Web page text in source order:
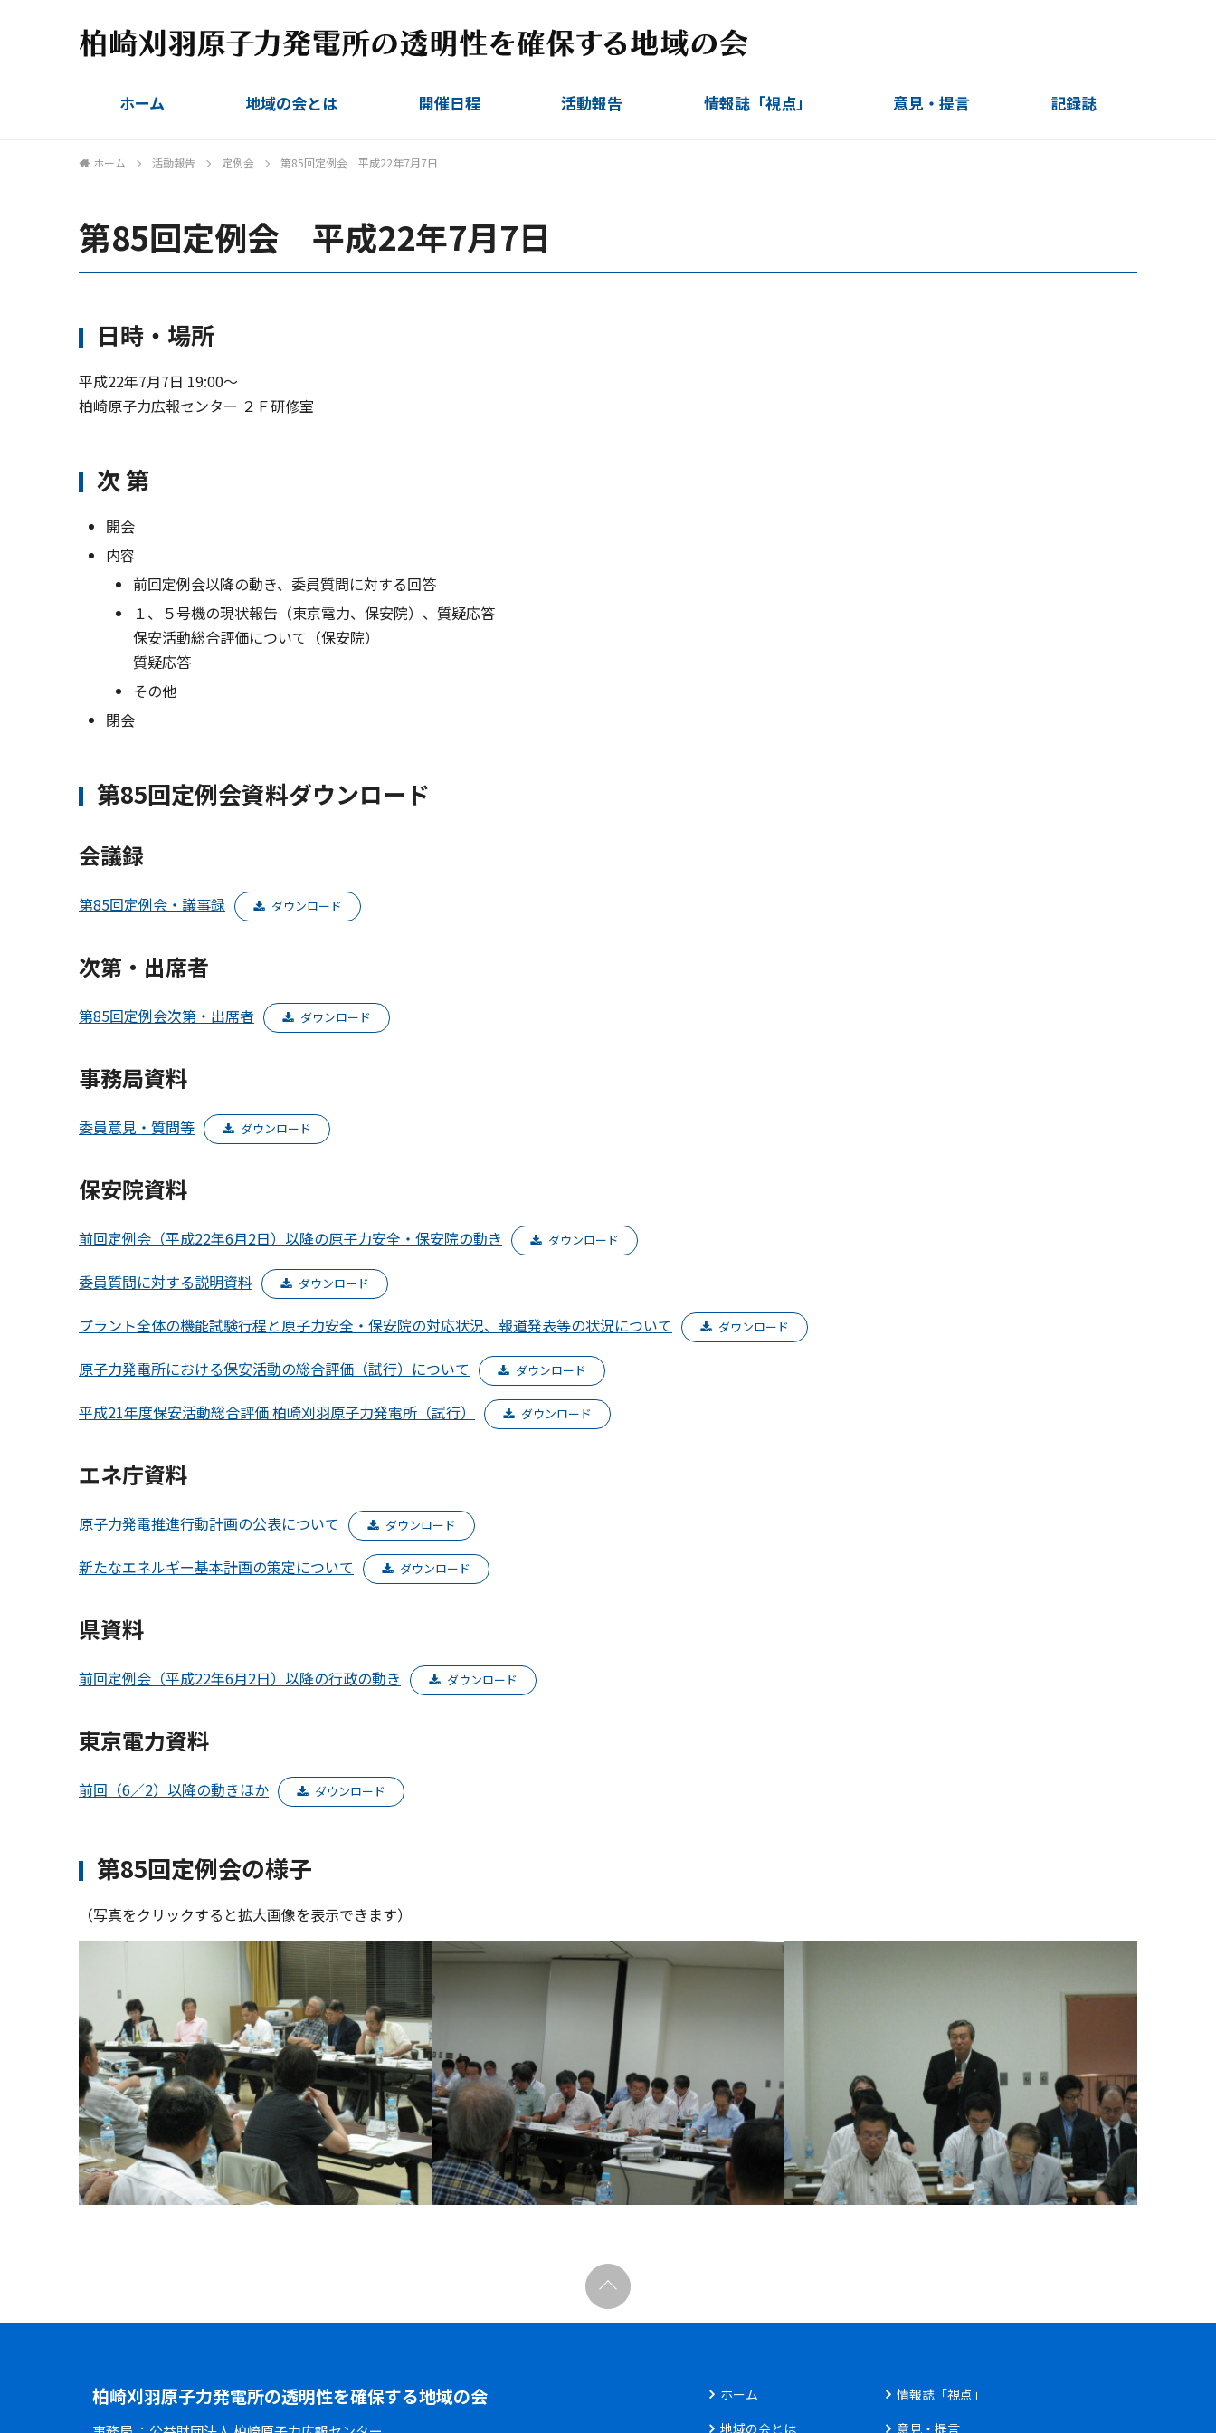
ホーム 地域の会とは 開催日程 活動報告 情報誌「視点」 意見・提言 記録誌
ホーム 活動報告 定例会 第85回定例会 平成22年7月7日
第85回定例会 平成22年7月7日
日時・場所
平成22年7月7日 19:00〜
柏崎原子力広報センター ２Ｆ研修室
次 第
開会
内容
前回定例会以降の動き、委員質問に対する回答
１、５号機の現状報告（東京電力、保安院）、質疑応答
保安活動総合評価について（保安院）
質疑応答
その他
閉会
第85回定例会資料ダウンロード
会議録
第85回定例会・議事録 ダウンロード
次第・出席者
第85回定例会次第・出席者 ダウンロード
事務局資料
委員意見・質問等 ダウンロード
保安院資料
前回定例会（平成22年6月2日）以降の原子力安全・保安院の動き ダウンロード
委員質問に対する説明資料 ダウンロード
プラント全体の機能試験行程と原子力安全・保安院の対応状況、報道発表等の状況について ダウンロード
原子力発電所における保安活動の総合評価（試行）について ダウンロード
平成21年度保安活動総合評価 柏崎刈羽原子力発電所（試行） ダウンロード
エネ庁資料
原子力発電推進行動計画の公表について ダウンロード
新たなエネルギー基本計画の策定について ダウンロード
県資料
前回定例会（平成22年6月2日）以降の行政の動き ダウンロード
東京電力資料
前回（6／2）以降の動きほか ダウンロード
第85回定例会の様子
（写真をクリックすると拡大画像を表示できます）
柏崎刈羽原子力発電所の透明性を確保する地域の会
ホーム
地域の会とは
情報誌「視点」
意見・提言